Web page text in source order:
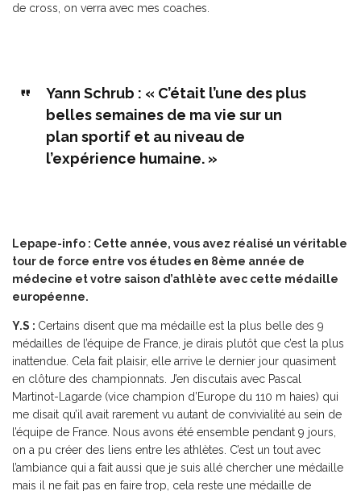
de cross, on verra avec mes coaches.
Yann Schrub : « C’était l’une des plus
belles semaines de ma vie sur un
plan sportif et au niveau de
l’expérience humaine. »
Lepape-info : Cette année, vous avez réalisé un véritable
tour de force entre vos études en 8ème année de
médecine et votre saison d’athlète avec cette médaille
européenne.
Y.S : Certains disent que ma médaille est la plus belle des 9
médailles de l’équipe de France, je dirais plutôt que c’est la plus
inattendue. Cela fait plaisir, elle arrive le dernier jour quasiment
en clôture des championnats. J’en discutais avec Pascal
Martinot-Lagarde (vice champion d’Europe du 110 m haies) qui
me disait qu’il avait rarement vu autant de convivialité au sein de
l’équipe de France. Nous avons été ensemble pendant 9 jours,
on a pu créer des liens entre les athlètes. C’est un tout avec
l’ambiance qui a fait aussi que je suis allé chercher une médaille
mais il ne fait pas en faire trop, cela reste une médaille de